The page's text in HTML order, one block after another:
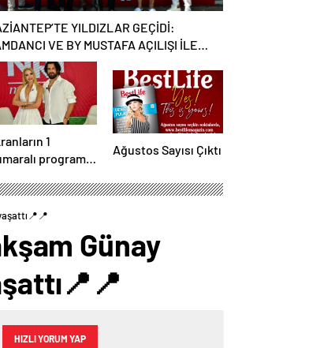
YILDIZLAR GEÇİDİ:
VE BY MUSTAFA AÇILIŞI İLE
PARK’TA GÖRKEMLİ GALA
1
programı
Ağustos Sayısı Çıktı
Günay
HIZLI YORUM YAP